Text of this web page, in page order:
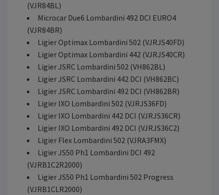
(VJR84BL)
Microcar Due6 Lombardini 492 DCI EURO4
(VJR84BR)
Ligier Optimax Lombardini 502 (VJRJS40FD)
Ligier Optimax Lombardini 442 (VJRJS40CR)
Ligier JSRC Lombardini 502 (VH862BL)
Ligier JSRC Lombardini 442 DCI (VH862BC)
Ligier JSRC Lombardini 492 DCI (VH862BR)
Ligier IXO Lombardini 502 (VJRJS36FD)
Ligier IXO Lombardini 442 DCI (VJRJS36CR)
Ligier IXO Lombardini 492 DCI (VJRJS36C2)
Ligier Flex Lombardini 502 (VJRA3FMX)
Ligier JS50 Ph1 Lombardini DCI 492
(VJRB1C2R2000)
Ligier JS50 Ph1 Lombardini 502 Progress
(VJRB1CLR2000)